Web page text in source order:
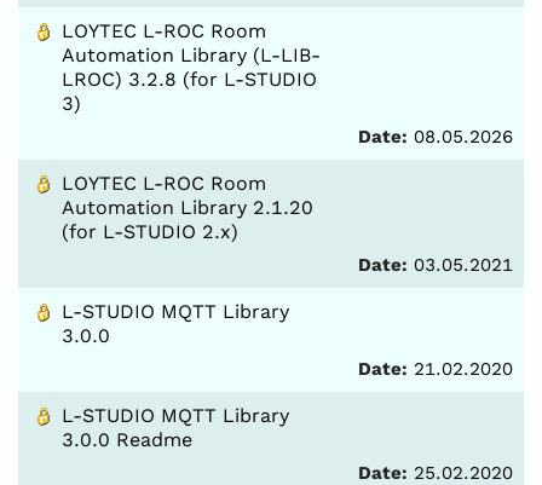
LOYTEC L-ROC Room
Automation Library (L-LIB-
LROC) 3.2.8 (for L-STUDIO
3)
Date: 08.05.2026
LOYTEC L-ROC Room
Automation Library 2.1.20
(for L-STUDIO 2.x)
Date: 03.05.2021
L-STUDIO MQTT Library
3.0.0
Date: 21.02.2020
L-STUDIO MQTT Library
3.0.0 Readme
Date: 25.02.2020